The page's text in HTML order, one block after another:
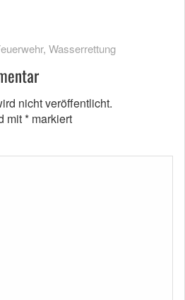
, Wasserrettung
nicht veröffentlicht.
mit* markiert